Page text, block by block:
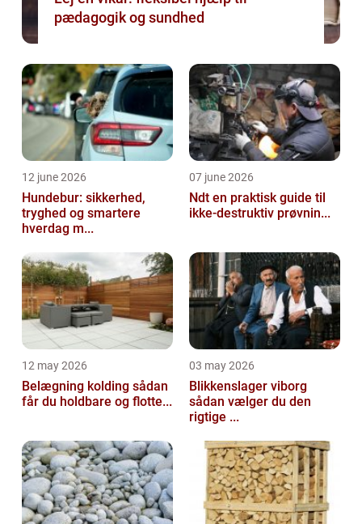
pædagogik og sundhed
12 june 2026
Hundebur: sikkerhed,
tryghed og smartere
hverdag m...
07 june 2026
Ndt en praktisk guide til
ikke-destruktiv prøvnin...
12 may 2026
Belægning kolding sådan
får du holdbare og flotte...
03 may 2026
Blikkenslager viborg
sådan vælger du den
rigtige ...